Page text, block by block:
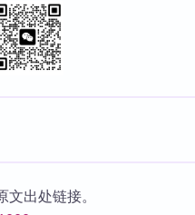
出处链接。